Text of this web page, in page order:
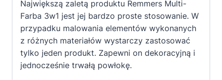
Największą zaletą produktu Remmers Multi-
Farba 3w1 jest jej bardzo proste stosowanie. W
przypadku malowania elementów wykonanych
z różnych materiałów wystarczy zastosować
tylko jeden produkt. Zapewni on dekoracyjną i
jednocześnie trwałą powłokę.